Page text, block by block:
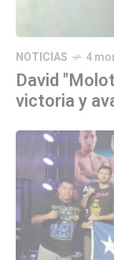
NOTICIAS 4
David
victoria y